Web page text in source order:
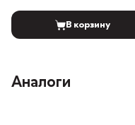
В корзину
Аналоги